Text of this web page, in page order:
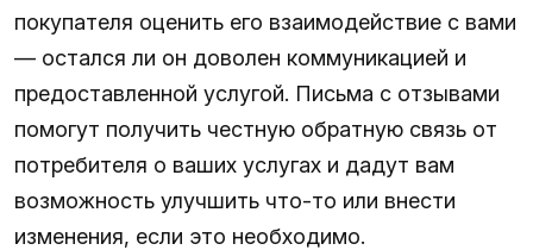
покупателя оценить его взаимодействие с вами
— остался ли он доволен коммуникацией и
предоставленной услугой. Письма с отзывами
помогут получить честную обратную связь от
потребителя о ваших услугах и дадут вам
возможность улучшить что-то или внести
изменения, если это необходимо.